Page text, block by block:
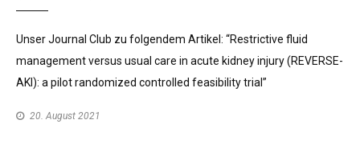
Unser Journal Club zu folgendem Artikel: “Restrictive fluid
management versus usual care in acute kidney injury (REVERSE-
AKI): a pilot randomized controlled feasibility trial”
20. August 2021